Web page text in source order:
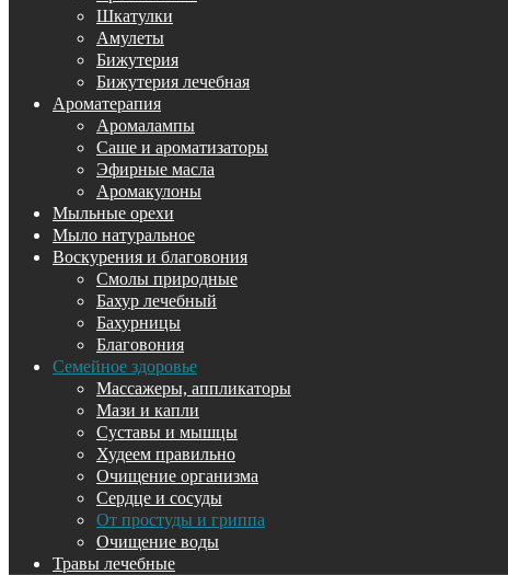
Шкатулки
Амулеты
Бижутерия
Бижутерия лечебная
Ароматерапия
Аромалампы
Саше и ароматизаторы
Эфирные масла
Аромакулоны
Мыльные орехи
Мыло натуральное
Воскурения и благовония
Смолы природные
Бахур лечебный
Бахурницы
Благовония
Семейное здоровье
Массажеры, аппликаторы
Мази и капли
Суставы и мышцы
Худеем правильно
Очищение организма
Сердце и сосуды
От простуды и гриппа
Очищение воды
Травы лечебные